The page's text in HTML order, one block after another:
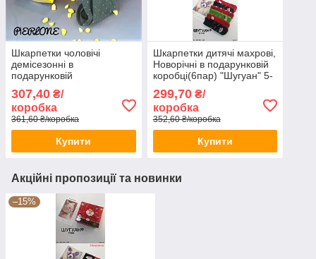
Шкарпетки чоловічі
демісезонні в
подарунковій
упаковці(6пар) "Pier Lone".
41-44р. Короткі.
307,40 ₴/
коробка
361,60 ₴/коробка
Купити
Шкарпетки дитячі махрові,
Новорічні в подарунковій
коробці(6пар) "Шугуан" 5-
7 років.
299,70₴/
коробка
352,60 ₴/коробка
Купити
Акційні пропозиції та новинки
–15%